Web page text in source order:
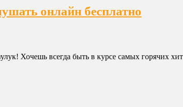
онлайн бесплатно
Хочешь всегда быть в курсе самых горячих